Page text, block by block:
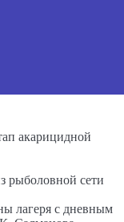
акарицидной
рыболовной сети
лагеря с дневным